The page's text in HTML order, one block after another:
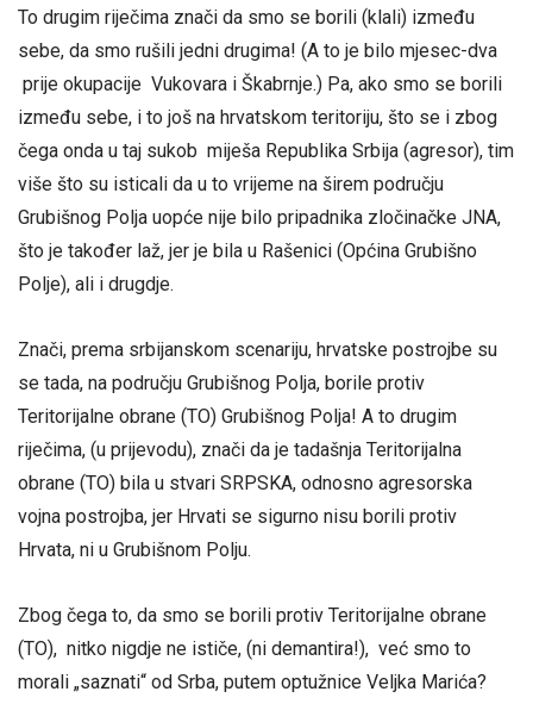
To drugim riječima znači da smo se borili (klali) između
sebe, da smo rušili jedni drugima! (A to je bilo mjesec-dva
prije okupacije Vukovara i Škabrnje.) Pa, ako smo se borili
između sebe, i to još na hrvatskom teritoriju, što se i zbog
čega onda u taj sukob miješa Republika Srbija (agresor), tim
više što su isticali da u to vrijeme na širem području
Grubišnog Polja uopće nije bilo pripadnika zločinačke JNA,
što je također laž, jer je bila u Rašenici (Općina Grubišno
Polje), ali i drugdje.
Znači, prema srbijanskom scenariju, hrvatske postrojbe su
se tada, na području Grubišnog Polja, borile protiv
Teritorijalne obrane (TO) Grubišnog Polja! A to drugim
riječima, (u prijevodu), znači da je tadašnja Teritorijalna
obrane (TO) bila u stvari SRPSKA, odnosno agresorska
vojna postrojba, jer Hrvati se sigurno nisu borili protiv
Hrvata, ni u Grubišnom Polju.
Zbog čega to, da smo se borili protiv Teritorijalne obrane
(TO), nitko nigdje ne ističe, (ni demantira!), već smo to
morali „saznati“ od Srba, putem optužnice Veljka Marića?